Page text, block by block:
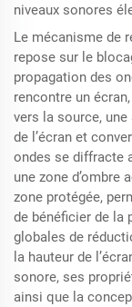
niveaux sonores
Le mécanisme de
repose sur le
propagation des
rencontre un
vers la source,
de l’écran et
ondes se diffracte
une zone d’ombre
zone protégée,
de bénéficier de la
globales de
la hauteur de
sonore, ses
ainsi que la